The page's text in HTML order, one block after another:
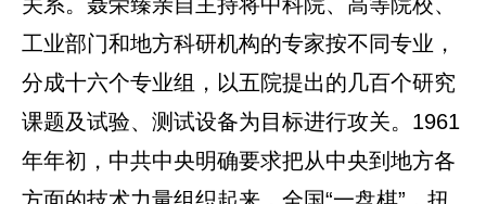
工业部门和地方科研机构的专家按不同专业，
分成十六个专业组，以五院提出的几百个研究
课题及试验、测试设备为目标进行攻关。1961
年年初，中共中央明确要求把从中央到地方各